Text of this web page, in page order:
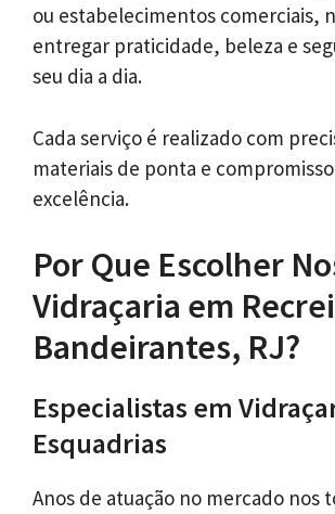
ou estabelecimentos comerciais,
entregar praticidade, beleza e
seu dia a dia.
Cada serviço é realizado com
materiais de ponta e
excelência.
Por Que Escolher
Vidraçaria em
Bandeirantes, RJ?
Especialistas em
Esquadrias
Anos de atuação no mercado nos